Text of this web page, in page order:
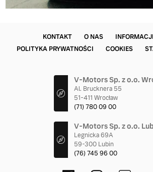
KONTAKT O NAS
POLITYKA PRYWATNOŚCI
COOKIES
V-Motors Sp. z o.o.
Al. Brucknera 55
51-411 Wrocław
(71) 780 09 00
V-Motors Sp. z o.o.
Legnicka 69A
59-300 Lubin
(76) 745 96 00